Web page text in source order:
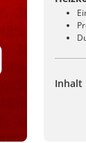
Inhalt